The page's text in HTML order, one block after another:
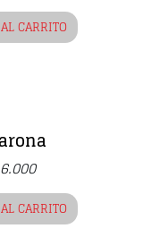
CARRITO
CARRITO